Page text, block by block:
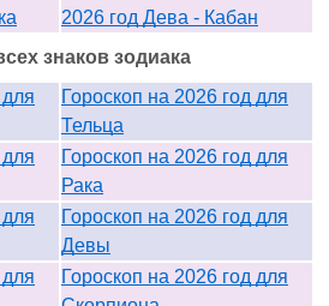
2026 год Дева - Кабан
знаков зодиака
Гороскоп на 2026 год для
Тельца
Гороскоп на 2026 год для
Рака
Гороскоп на 2026 год для
Девы
Гороскоп на 2026 год для